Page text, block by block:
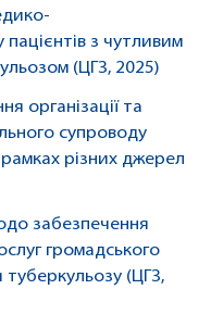
з чутливим
(ЦГЗ, 2025)
організації та
супроводу
різних джерел
забезпечення
громадського
(ЦГЗ,